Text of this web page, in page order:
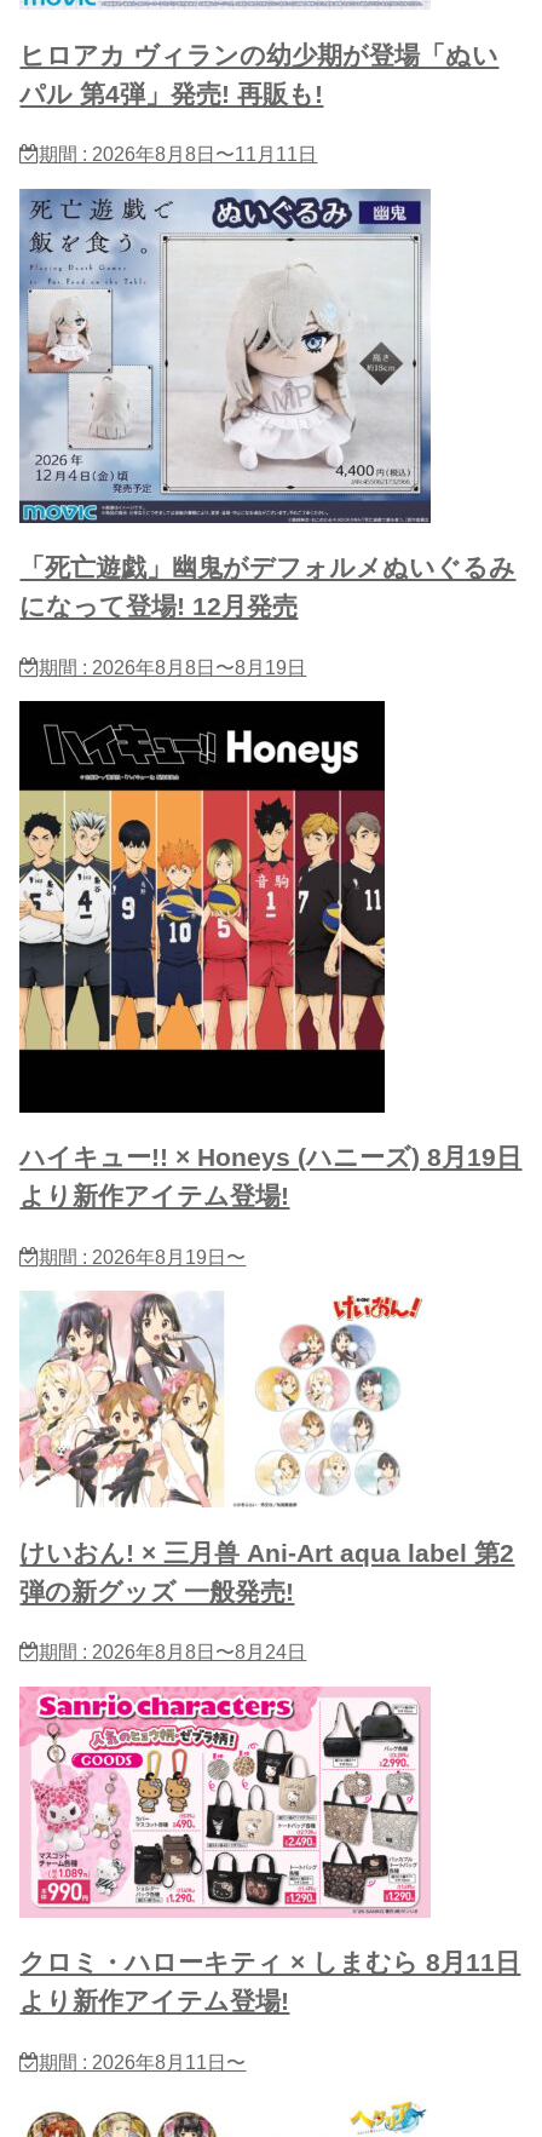
ヒロアカ ヴィランの幼少期が登場「ぬい
パル 第4弾」発売! 再販も!
期間 : 2026年8月8日〜11月11日
「死亡遊戯」幽鬼がデフォルメぬいぐるみ
になって登場! 12月発売
期間 : 2026年8月8日〜8月19日
ハイキュー!! × Honeys (ハニーズ) 8月19日
より新作アイテム登場!
期間 : 2026年8月19日〜
けいおん! × 三月兽 Ani-Art aqua label 第2
弾の新グッズ 一般発売!
期間 : 2026年8月8日〜8月24日
クロミ・ハローキティ × しまむら 8月11日
より新作アイテム登場!
期間 : 2026年8月11日〜